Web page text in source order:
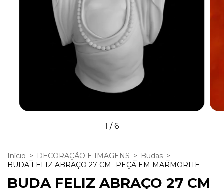
1 /6
Início > DECORAÇÃO E IMAGENS > Budas >
BUDA FELIZ ABRAÇO 27 CM -PEÇA EM MARMORITE
BUDA FELIZ ABRAÇO 27 CM